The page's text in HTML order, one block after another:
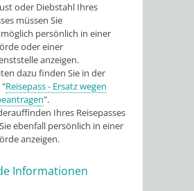
oder Diebstahl Ihres
müssen Sie
persönlich in einer
oder einer
anzeigen.
dazu finden Sie in der
"Reisepass - Ersatz wegen
n".
Ihres Reisepasses
ebenfall persönlich in einer
anzeigen.
Informationen